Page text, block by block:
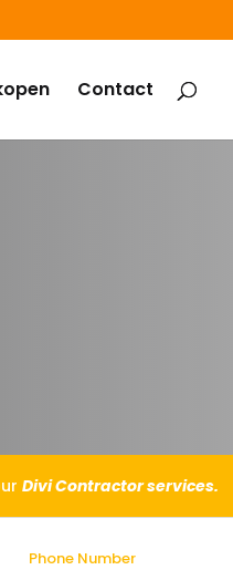
Contact
Divi Contractor services.
Phone Number